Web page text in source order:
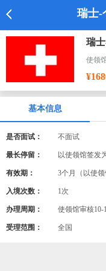
瑞士-
瑞
使领
基本信息
是否面试： 不面试
最长停留： 以使领馆签发
有效期： 3个月（以使领
入境次数： 1次
办理周期： 使领馆审核10-
受理范围： 全国